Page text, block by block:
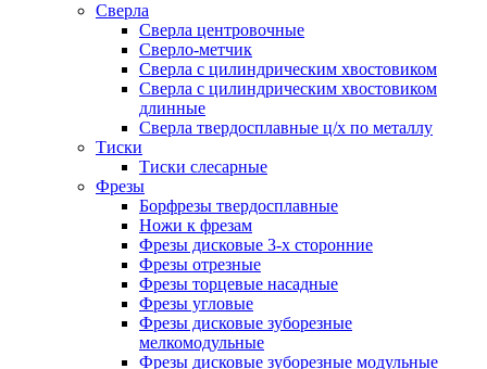
Сверла
Сверла центровочные
Сверло-метчик
Сверла с цилиндрическим хвостовиком
Сверла с цилиндрическим хвостовиком
длинные
Сверла твердосплавные ц/х по металлу
Тиски
Тиски слесарные
Фрезы
Борфрезы твердосплавные
Ножи к фрезам
Фрезы дисковые 3-х сторонние
Фрезы отрезные
Фрезы торцевые насадные
Фрезы угловые
Фрезы дисковые зуборезные
мелкомодульные
Фрезы дисковые зуборезные модульные